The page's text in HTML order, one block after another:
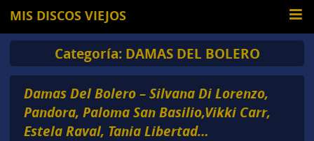
MIS DISCOS VIEJOS
Categoría: DAMAS DEL BOLERO
Damas Del Bolero – Silvana Di Lorenzo,
Pandora, Paloma San Basilio,Vikki Carr,
Estela Raval, Tania Libertad…